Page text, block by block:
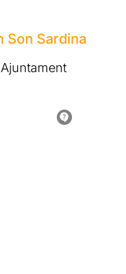
Son Sardina